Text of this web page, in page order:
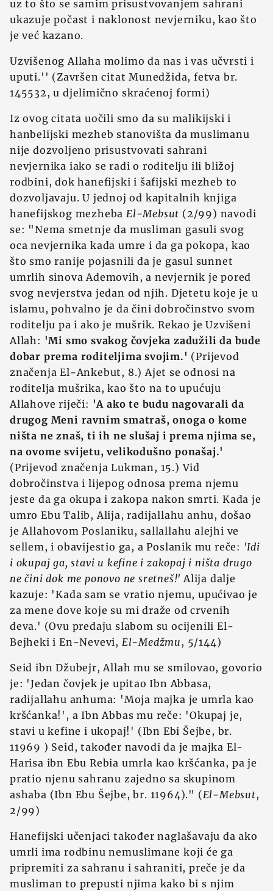
uz to što se samim prisustvovanjem sahrani
ukazuje počast i naklonost nevjerniku, kao što
je već kazano.
Uzvišenog Allaha molimo da nas i vas učvrsti i
uputi.'' (Završen citat Munedžida, fetva br.
145532, u djelimično skraćenoj formi)
Iz ovog citata uočili smo da su malikijski i
hanbelijski mezheb stanovišta da muslimanu
nije dozvoljeno prisustvovati sahrani
nevjernika iako se radi o roditelju ili bližoj
rodbini, dok hanefijski i šafijski mezheb to
dozvoljavaju. U jednoj od kapitalnih knjiga
hanefijskog mezhebaEl-Mebsut (2/99) navodi
se: "Nema smetnje da musliman gasuli svog
oca nevjernika kada umre i da ga pokopa, kao
što smo ranije pojasnili da je gasul sunnet
umrlih sinova Ademovih, a nevjernik je pored
svog nevjerstva jedan od njih. Djetetu koje je u
islamu, pohvalno je da čini dobročinstvo svom
roditelju pa i ako je mušrik. Rekao je Uzvišeni
Allah: 'Mi smo svakog čovjeka zadužili da bude
dobar prema roditeljima svojim.' (Prijevod
značenja El-Ankebut, 8.) Ajet se odnosi na
roditelja mušrika, kao što na to upućuju
Allahove riječi: 'A ako te budu nagovarali da
drugog Meni ravnim smatraš, onoga o kome
ništa ne znaš, ti ih ne slušaj i prema njima se,
na ovome svijetu, velikodušno ponašaj.'
(Prijevod značenja Lukman, 15.) Vid
dobročinstva i lijepog odnosa prema njemu
jeste da ga okupa i zakopa nakon smrti. Kada je
umro Ebu Talib, Alija, radijallahu anhu, došao
je Allahovom Poslaniku, sallallahu alejhi ve
sellem, i obavijestio ga, a Poslanik mu reče: 'Idi
i okupaj ga, stavi u kefine i zakopaj i ništa drugo
ne čini dok me ponovo ne sretneš!' Alija dalje
kazuje: 'Kada sam se vratio njemu, upućivao je
za mene dove koje su mi draže od crvenih
deva.' (Ovu predaju slabom su ocijenili El-
Bejheki i En-Nevevi, El-Medžmu, 5/144)
Seid ibn Džubejr, Allah mu se smilovao, govorio
je: 'Jedan čovjek je upitao Ibn Abbasa,
radijallahu anhuma: 'Moja majka je umrla kao
kršćanka!', a Ibn Abbas mu reče: 'Okupaj je,
stavi u kefine i ukopaj!' (Ibn Ebi Šejbe, br.
11969 ) Seid, također navodi da je majka El-
Harisa ibn Ebu Rebia umrla kao kršćanka, pa je
pratio njenu sahranu zajedno sa skupinom
ashaba (Ibn Ebu Šejbe, br. 11964)." (El-Mebsut,
2/99)
Hanefijski učenjaci također naglašavaju da ako
umrli ima rodbinu nemuslimane koji će ga
pripremiti za sahranu i sahraniti, preče je da
musliman to prepusti njima kako bi s njim